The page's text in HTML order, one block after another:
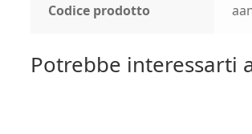
Codice prodotto
Potrebbe interessarti